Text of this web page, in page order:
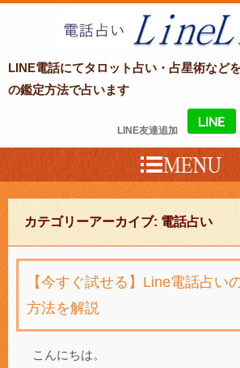
LINE電話占い LineLife〜
フ〜
LINE電話にてタロット占い・占星術など
の鑑定方法で占います
LINE友達追加
カテゴリーアーカイブ: 電話占い
【今すぐ試せる】Line電話占い
方法を解説
こんにちは。